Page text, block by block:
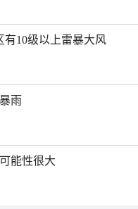
有10级以上雷暴大风
雨
能性很大